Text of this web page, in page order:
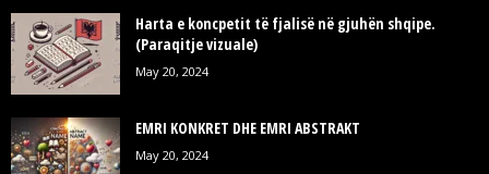
Harta e koncpetit të fjalisë në gjuhën shqipe.
(Paraqitje vizuale)
May 20, 2024
EMRI KONKRET DHE EMRI ABSTRAKT
May 20, 2024